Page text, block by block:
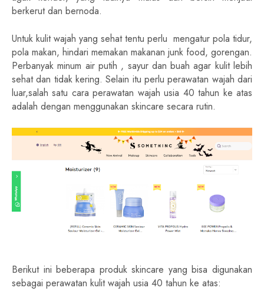
berkerut dan bernoda.
Untuk kulit wajah yang sehat tentu perlu mengatur pola tidur,
pola makan, hindari memakan makanan junk food, gorengan.
Perbanyak minum air putih , sayur dan buah agar kulit lebih
sehat dan tidak kering. Selain itu perlu perawatan wajah dari
luar,salah satu cara perawatan wajah usia 40 tahun ke atas
adalah dengan menggunakan skincare secara rutin.
Berikut ini beberapa produk skincare yang bisa digunakan
sebagai perawatan kulit wajah usia 40 tahun ke atas: